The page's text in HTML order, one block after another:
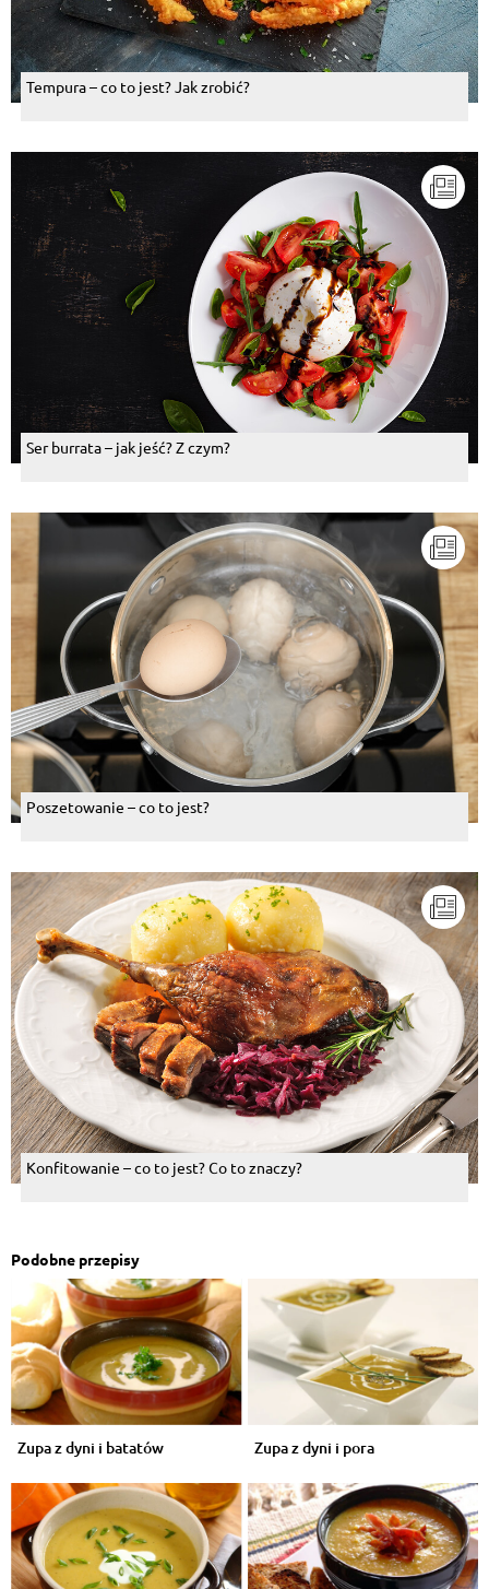
Tempura – co to jest? Jak zrobić?
Ser burrata – jak jeść? Z czym?
Poszetowanie – co to jest?
Konfitowanie – co to jest? Co to znaczy?
Podobne przepisy
Zupa z dyni i batatów Zupa z dyni i pora